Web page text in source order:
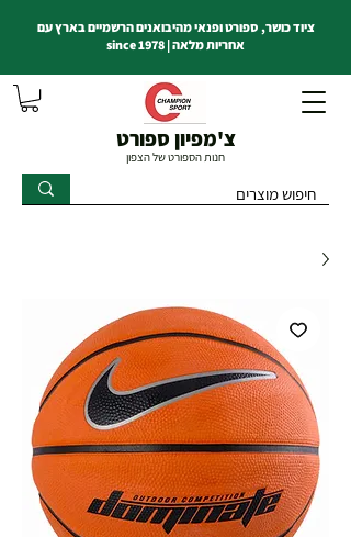
צ'מפיון ספורט
חנות הספורט של הצפון
ציוד כושר, ספורט ופנאי מהיבואנים הרשמיים בארץ עם
אחריות מלאה | since 1978